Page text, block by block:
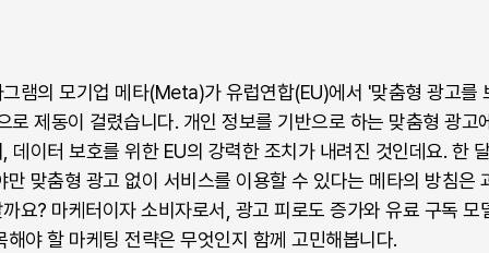
램의 모기업 메타(Meta)가 유럽연합(EU)에서 '맞춤형 광고를
로 제동이 걸렸습니다. 개인 정보를 기반으로 하는 맞춤형 광고
데이터 보호를 위한 EU의 강력한 조치가 내려진 것인데요. 한
만 맞춤형 광고 없이 서비스를 이용할 수 있다는 메타의 방침은
요? 마케터이자 소비자로서, 광고 피로도 증가와 유료 구독 모
해야 할 마케팅 전략은 무엇인지 함께 고민해봅니다.